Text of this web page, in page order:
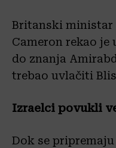
Britanski ministar
Cameron rekao je
do znanja
trebao uvlačiti
Izraelci povukli
Dok se